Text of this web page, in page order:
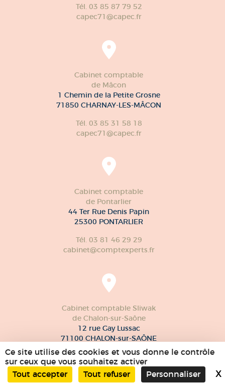
Ce site utilise des cookies et vous donne le contrôle
sur ceux que vous souhaitez activer
Tout accepter
Tout refuser Personnaliser X
Tél. 03 85 87 79 52
capec71@capec.fr
Cabinet comptable
de Mâcon
1 Chemin de la Petite Grosne
71850 CHARNAY-LES-MÂCON
Tél. 03 85 31 58 18
capec71@capec.fr
Cabinet comptable
de Pontarlier
44 Ter Rue Denis Papin
25300 PONTARLIER
Tél. 03 81 46 29 29
cabinet@comptexperts.fr
Cabinet comptable Sliwak
de Chalon-sur-Saône
12 rue Gay Lussac
71100 CHALON-sur-SAÔNE
Tél. 03 85 97 59 90